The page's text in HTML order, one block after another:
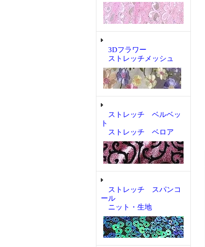
3Dフラワー
ストレッチメッシュ
ストレッチ ベルベッ
ト
ストレッチ ベロア
ストレッチ スパンコ
ール
ニット・生地